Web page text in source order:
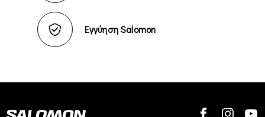
Εγγύηση Salomon